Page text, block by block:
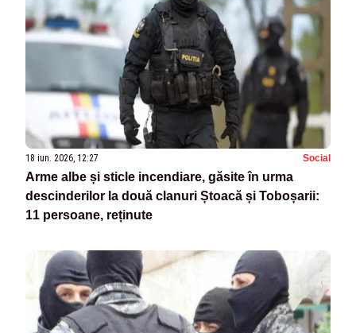
18 iun. 2026, 12:27 Social
Arme albe și sticle incendiare, găsite în urma
descinderilor la două clanuri Ștoacă și Toboșarii:
11 persoane, reținute